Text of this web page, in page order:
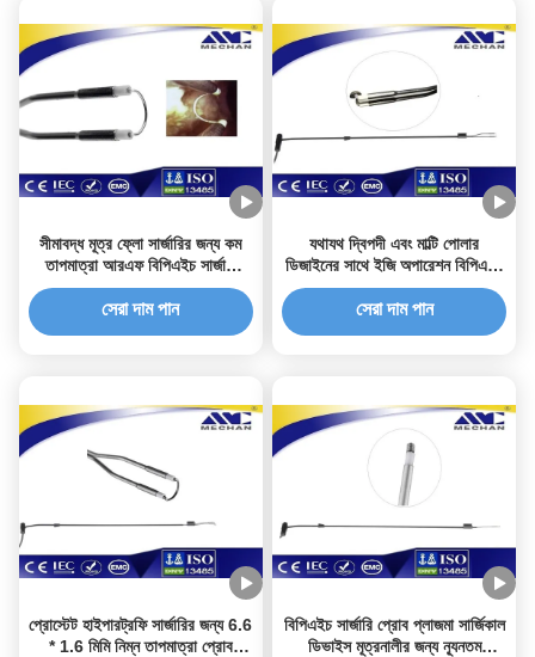
সীমাবদ্ধ মূত্র ফ্লো সার্জারির জন্য কম
তাপমাত্রা আরএফ বিপিএইচ সার্জারি
তদন্ত
সেরা দাম পান
যথাযথ দ্বিপদী এবং মাল্টি পোলার
ডিজাইনের সাথে ইজি অপারেশন বিপিএইচ
সার্জারি প্রোব
সেরা দাম পান
প্রোস্টেট হাইপারট্রফি সার্জারির জন্য 6.6
* 1.6 মিমি নিম্ন তাপমাত্রা প্রোব
বিপিএইচ সার্জারি প্রোব প্লাজমা সার্জিকাল
ডিভাইস মূত্রনালীর জন্য ন্যূনতম